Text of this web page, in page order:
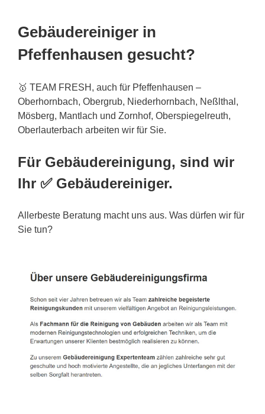
Gebäudereiniger in
Pfeffenhausen gesucht?
🥇 TEAM FRESH, auch für Pfeffenhausen –
Oberhornbach, Obergrub, Niederhornbach, Neßlthal,
Mösberg, Mantlach und Zornhof, Oberspiegelreuth,
Oberlauterbach arbeiten wir für Sie.
Für Gebäudereinigung, sind wir
Ihr ✅ Gebäudereiniger.
Allerbeste Beratung macht uns aus. Was dürfen wir für
Sie tun?